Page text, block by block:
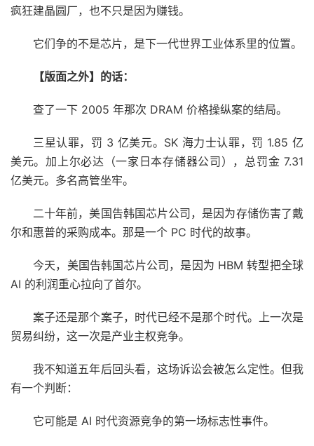
疯狂建晶圆厂，也不只是因为赚钱。
它们争的不是芯片，是下一代世界工业体系里的位置。
【版面之外】的话：
查了一下 2005 年那次 DRAM 价格操纵案的结局。
三星认罪，罚 3 亿美元。SK 海力士认罪，罚 1.85 亿
美元。加上尔必达（一家日本存储器公司），总罚金 7.31
亿美元。多名高管坐牢。
二十年前，美国告韩国芯片公司，是因为存储伤害了戴
尔和惠普的采购成本。那是一个 PC 时代的故事。
今天，美国告韩国芯片公司，是因为 HBM 转型把全球
AI 的利润重心拉向了首尔。
案子还是那个案子，时代已经不是那个时代。上一次是
贸易纠纷，这一次是产业主权竞争。
我不知道五年后回头看，这场诉讼会被怎么定性。但我
有一个判断：
它可能是 AI 时代资源竞争的第一场标志性事件。